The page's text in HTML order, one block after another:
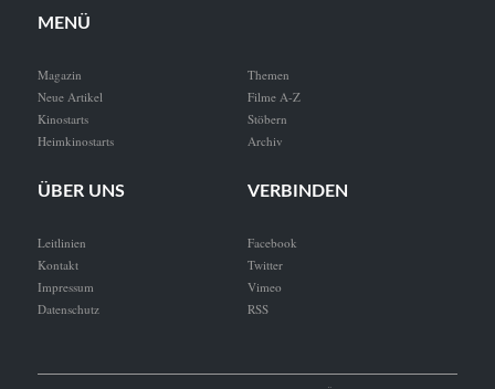
MENÜ
Magazin
Neue Artikel
Kinostarts
Heimkinostarts
Themen
Filme A-Z
Stöbern
Archiv
ÜBER UNS
Leitlinien
Kontakt
Impressum
Datenschutz
VERBINDEN
Facebook
Twitter
Vimeo
RSS